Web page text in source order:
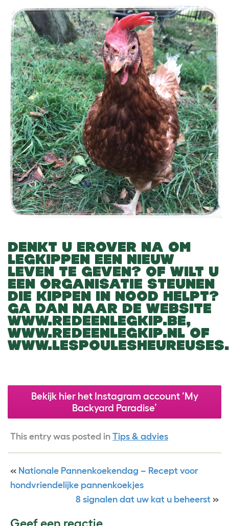
DENKT U EROVER NA OM
LEGKIPPEN EEN NIEUW
LEVEN TE GEVEN? OF WILT U
EEN ORGANISATIE STEUNEN
DIE KIPPEN IN NOOD HELPT?
GA DAN NAAR DE WEBSITE
WWW.REDEENLEGKIP.BE,
WWW.REDEENLEGKIP.NL OF
Bekijk hier het Instagram account ‘My
Backyard Paradise’
This entry was posted in Tips & advies
« Nationale Pannenkoekendag – Recept voor
hondvriendelijke pannenkoekjes
8 signalen dat uw kat u beheerst »